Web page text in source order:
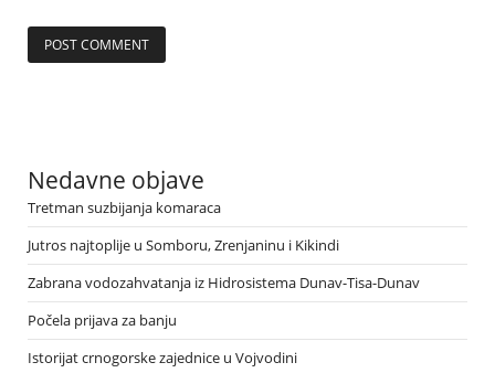
Nedavne objave
Tretman suzbijanja komaraca
Jutros najtoplije u Somboru, Zrenjaninu i Kikindi
Zabrana vodozahvatanja iz Hidrosistema Dunav-Tisa-Dunav
Počela prijava za banju
Istorijat crnogorske zajednice u Vojvodini